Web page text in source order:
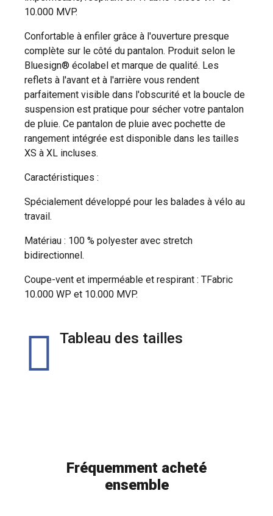
10.000 MVP.
Confortable à enfiler grâce à l'ouverture presque
complète sur le côté du pantalon. Produit selon le
Bluesign® écolabel et marque de qualité. Les
reflets à l'avant et à l'arrière vous rendent
parfaitement visible dans l'obscurité et la boucle de
suspension est pratique pour sécher votre pantalon
de pluie. Ce pantalon de pluie avec pochette de
rangement intégrée est disponible dans les tailles
XS à XL incluses.
Caractéristiques :
Spécialement développé pour les balades à vélo au
travail.
Matériau : 100 % polyester avec stretch
bidirectionnel.
Coupe-vent et imperméable et respirant : TFabric
10.000 WP et 10.000 MVP.
Tableau des tailles
Fréquemment acheté
ensemble